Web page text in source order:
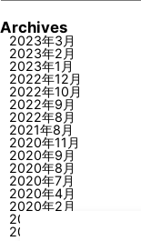
Archives
2023年3月
2023年2月
2023年1月
2022年12月
2022年10月
2022年9月
2022年8月
2021年8月
2020年11月
2020年9月
2020年8月
2020年7月
2020年4月
2020年2月
2019年9月
2019年5月